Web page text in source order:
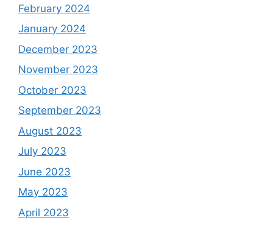
February 2024
January 2024
December 2023
November 2023
October 2023
September 2023
August 2023
July 2023
June 2023
May 2023
April 2023